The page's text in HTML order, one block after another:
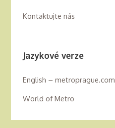
Kontaktujte nás
Jazykové verze
English – metroprague.com
World of Metro